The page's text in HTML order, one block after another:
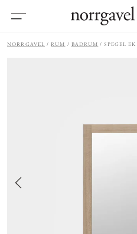
NORRGAVEL RUM BADRUM SPEGEL